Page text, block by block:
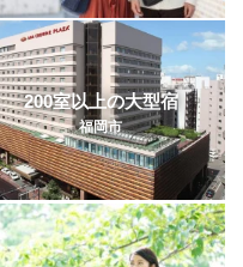
200室以上の大型宿
福岡市